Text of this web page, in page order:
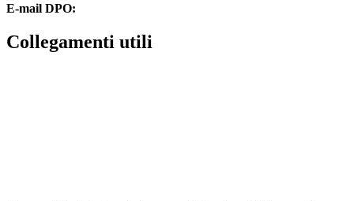
E-mail DPO:
Collegamenti utili